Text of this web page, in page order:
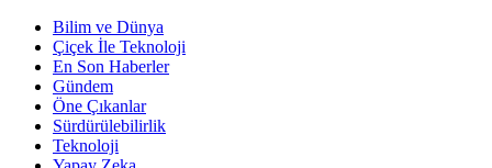
Bilim ve Dünya
Çiçek İle Teknoloji
En Son Haberler
Gündem
Öne Çıkanlar
Sürdürülebilirlik
Teknoloji